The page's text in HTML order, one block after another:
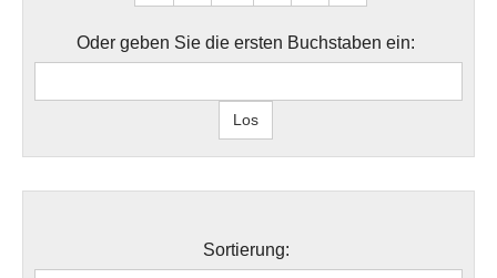
Oder geben Sie die ersten Buchstaben ein:
Sortierung: